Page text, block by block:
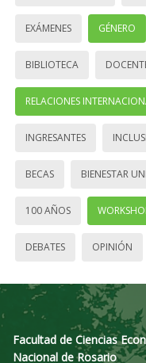
EXÁMENES GÉNERO
BIBLIOTECA
RELACIONES
INGRESANTES
BECAS BIENESTAR
100 AÑOS
DEBATES OPINIÓN
Facultad de Ciencias
Nacional de Rosario